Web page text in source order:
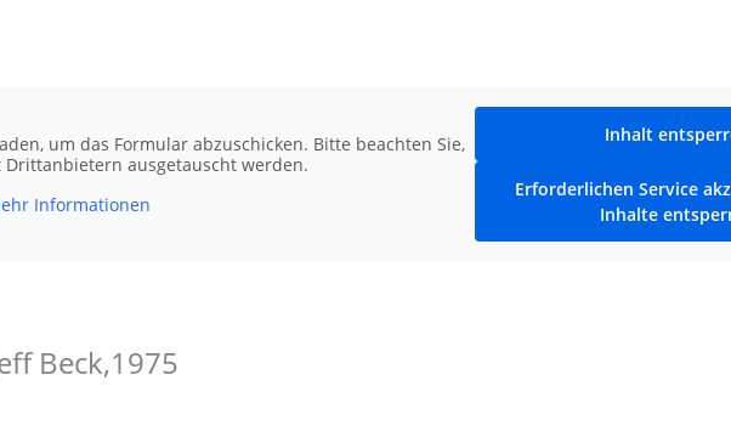
um das Formular abzuschicken. Bitte beachten Sie,
Drittanbietern ausgetauscht werden.
Informationen
Inhalt
Erforderlichen Service
Inhalte
Beck,1975